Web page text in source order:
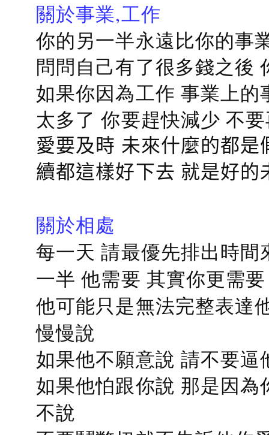
關於事業,工作
你的另一半永遠比你的事
問問自己有了很多錢之後
如果你因為工作 事業上
太多了 你要趕快減少 不
愛要及時 未來什麼的都
續都這樣好下去 就是好的
關於相處
每一天 請最優先排出時
一半 他需要 其實你更需要
他可能只是無法完整表達
慢慢說
如果他不願意說 請不要逼
如果他怕跟你說 那是因
不說